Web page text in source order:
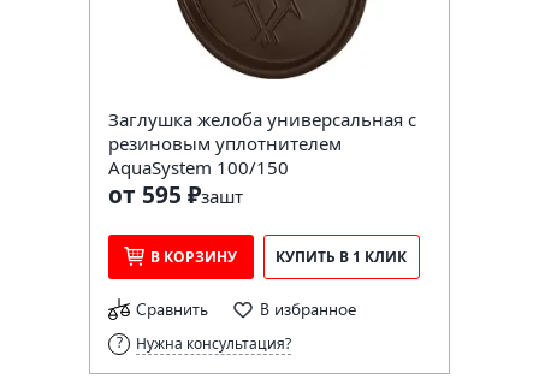
Заглушка желоба универсальная с
резиновым уплотнителем
AquaSystem 100/150
от 595 ₽зашт
В КОРЗИНУ КУПИТЬ В 1 КЛИК
Сравнить В избранное
Нужна консультация?